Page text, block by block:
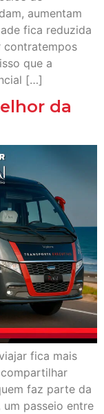
aumentam
fica reduzida
contratempos
que a
[…]
da
fica mais
faz parte da
um passeio entre